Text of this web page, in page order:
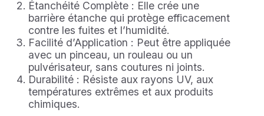
Étanchéité Complète : Elle crée une
barrière étanche qui protège efficacement
contre les fuites et l’humidité.
Facilité d’Application : Peut être appliquée
avec un pinceau, un rouleau ou un
pulvérisateur, sans coutures ni joints.
Durabilité : Résiste aux rayons UV, aux
températures extrêmes et aux produits
chimiques.